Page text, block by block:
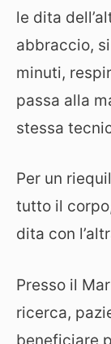
le dita
abbraccio,
minuti,
passa alla
stessa
Per un
tutto il
dita con
Presso il
ricerca,
beneficiare